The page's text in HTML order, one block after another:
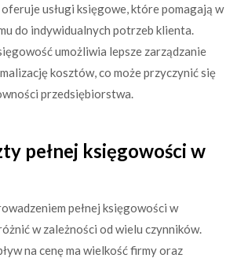
usługi księgowe, które pomagają w
do indywidualnych potrzeb klienta.
umożliwia lepsze zarządzanie
kosztów, co może przyczynić się
przedsiębiorstwa.
pełnej księgowości w
pełnej księgowości w
w zależności od wielu czynników.
na cenę ma wielkość firmy oraz